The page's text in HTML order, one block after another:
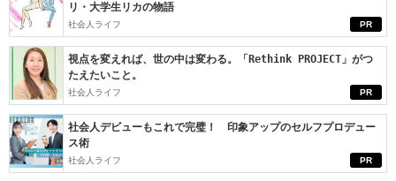
PR
リ・大学生リカの物語
社会人ライフ
PR
視点を変えれば、世の中は変わる。「Rethink PROJECT」がつ
たえたいこと。
社会人ライフ
PR
社会人デビューもこれで完璧！ 印象アップのセルフプロデュー
ス術
社会人ライフ